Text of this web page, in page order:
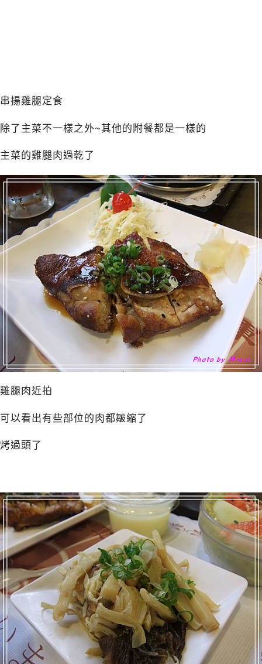
串揚雞腿定食
除了主菜不一樣之外~其他的附餐都是一樣的
主菜的雞腿肉過乾了
雞腿肉近拍
可以看出有些部位的肉都皺縮了
烤過頭了